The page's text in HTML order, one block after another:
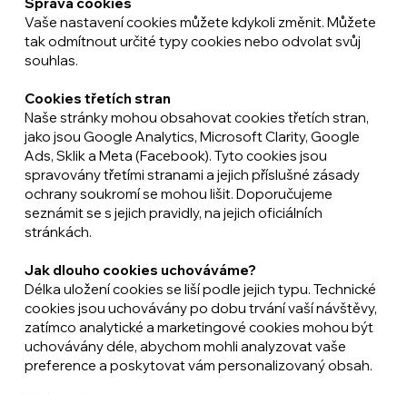
Správa cookies
Vaše nastavení cookies můžete kdykoli změnit. Můžete
tak odmítnout určité typy cookies nebo odvolat svůj
souhlas.
Cookies třetích stran
Naše stránky mohou obsahovat cookies třetích stran,
jako jsou Google Analytics, Microsoft Clarity, Google
Ads, Sklik a Meta (Facebook). Tyto cookies jsou
spravovány třetími stranami a jejich příslušné zásady
ochrany soukromí se mohou lišit. Doporučujeme
seznámit se s jejich pravidly, na jejich oficiálních
stránkách.
Jak dlouho cookies uchováváme?
Délka uložení cookies se liší podle jejich typu. Technické
cookies jsou uchovávány po dobu trvání vaší návštěvy,
zatímco analytické a marketingové cookies mohou být
uchovávány déle, abychom mohli analyzovat vaše
preference a poskytovat vám personalizovaný obsah.